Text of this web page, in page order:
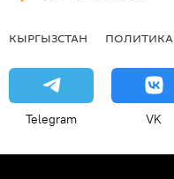
КЫРГЫЗСТАН ПОЛИТИКА
Telegram VK